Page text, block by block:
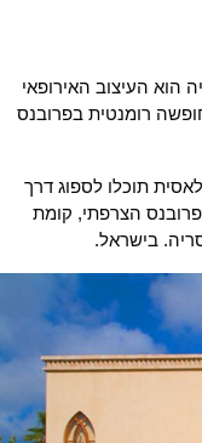
הוא העיצוב האירופאי
רומנטית בפרובנס
תוכלו לספוג דרך
הצרפתי, קומת
בישראל.